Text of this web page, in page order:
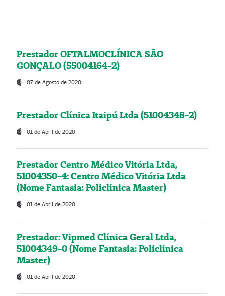
Prestador OFTALMOCLÍNICA SÃO
GONÇALO (55004164-2)
07 de Agosto de 2020
Prestador Clínica Itaipú Ltda (51004348-2)
01 de Abril de 2020
Prestador Centro Médico Vitória Ltda,
51004350-4: Centro Médico Vitória Ltda
(Nome Fantasia: Policlínica Master)
01 de Abril de 2020
Prestador: Vipmed Clínica Geral Ltda,
51004349-0 (Nome Fantasia: Policlínica
Master)
01 de Abril de 2020